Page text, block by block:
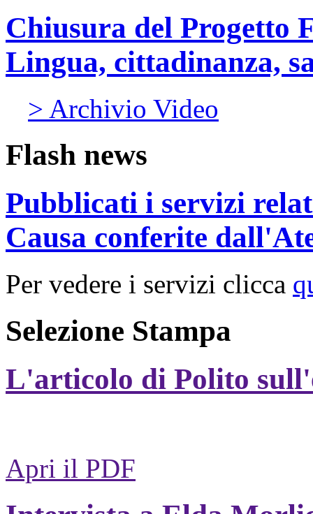
Chiusura del Progetto
Lingua, cittadinanza,
> Archivio Video
Flash news
Pubblicati i servizi
Causa conferite
Per vedere i servizi clicca
Selezione Stampa
L'articolo di Polito
Apri il PDF